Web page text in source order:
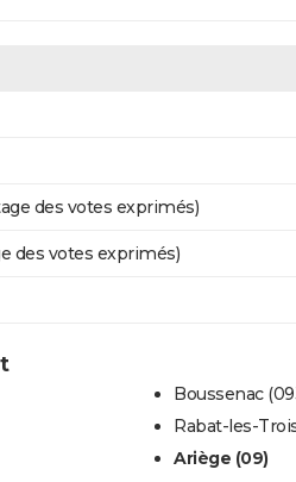
des votes exprimés)
des votes exprimés)
Boussenac
Rabat-les-
Ariège (09)